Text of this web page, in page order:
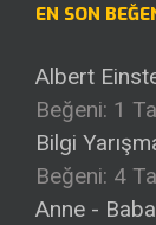
EN SON
Albert
Beğeni: 1
Bilgi
Beğeni: 4
Anne -